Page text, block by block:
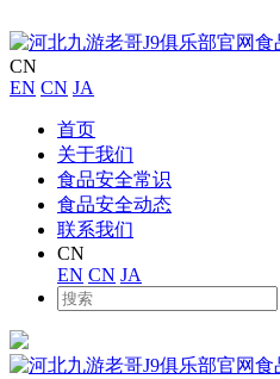
CN
EN CN JA
首页
关于我们
食品安全常识
食品安全动态
联系我们
CN
EN CN JA